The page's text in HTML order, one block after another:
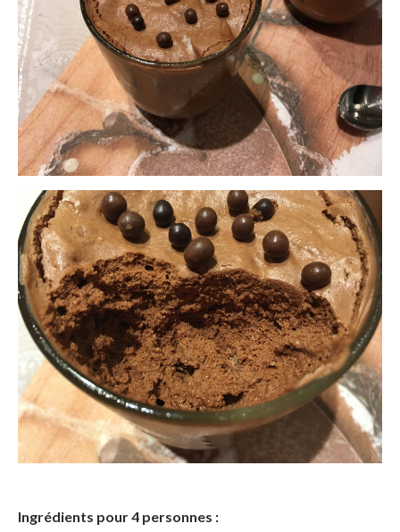
Ingrédients pour 4 personnes :